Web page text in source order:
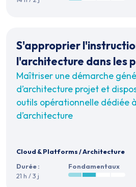
S'approprier
l'architecture dans les
Maîtriser une démarche
d’architecture projet et
outils opérationnelle dédiée
d’architecture
Cloud & Platforms/Architecture
Durée :
21 h / 3 j
Fondamentaux